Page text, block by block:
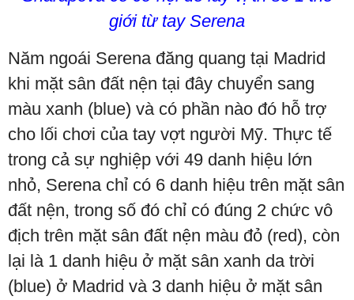
giới từ tay Serena
Năm ngoái Serena đăng quang tại Madrid
khi mặt sân đất nện tại đây chuyển sang
màu xanh (blue) và có phần nào đó hỗ trợ
cho lối chơi của tay vợt người Mỹ. Thực tế
trong cả sự nghiệp với 49 danh hiệu lớn
nhỏ, Serena chỉ có 6 danh hiệu trên mặt sân
đất nện, trong số đó chỉ có đúng 2 chức vô
địch trên mặt sân đất nện màu đỏ (red), còn
lại là 1 danh hiệu ở mặt sân xanh da trời
(blue) ở Madrid và 3 danh hiệu ở mặt sân